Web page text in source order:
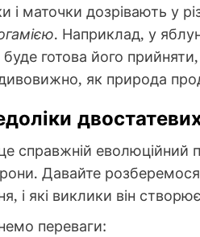
і маточки дозрівають у
. Наприклад, у
готова його
як природа
двостатевих
справжній еволюційний
Давайте
і які виклики він
переваги: